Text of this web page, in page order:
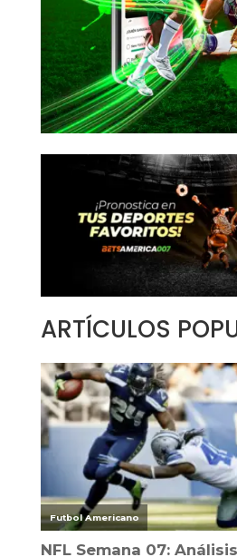
ARTÍCULOS